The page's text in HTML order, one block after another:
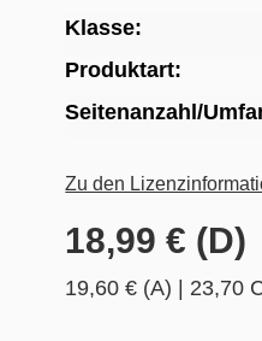
Klasse:
Produktart:
Seitenanzahl/
Zu den
18,99 € (D)
19,60 € (A) 23,70